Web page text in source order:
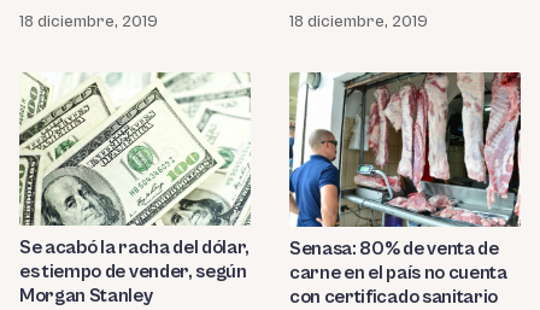
18 diciembre, 2019 18 diciembre, 2019
Se acabó la racha del dólar,
es tiempo de vender, según
Morgan Stanley
Senasa: 80% de venta de
carne en el país no cuenta
con certificado sanitario